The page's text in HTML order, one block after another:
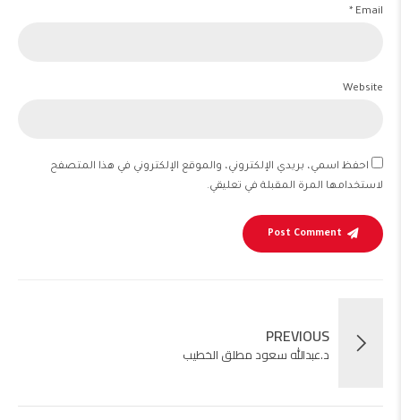
Email *
Website
احفظ اسمي، بريدي الإلكتروني، والموقع الإلكتروني في هذا المتصفح
لاستخدامها المرة المقبلة في تعليقي.
Post Comment
PREVIOUS
د.عبدالله سعود مطلق الخطيب